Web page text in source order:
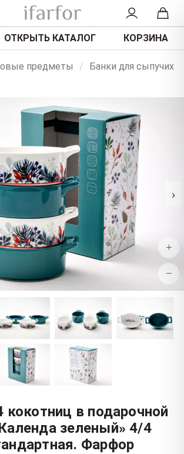
ОТКРЫТЬ КАТАЛОГ КОРЗИНА
предметы /
Банки для сыпучих
›
+
−
кокотниц в подарочной
зеленый» 4/4
Фарфор